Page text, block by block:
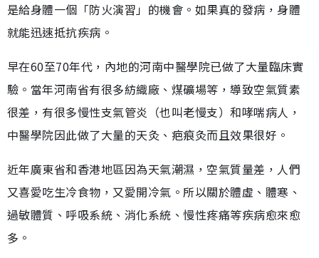
是給身體一個「防火演習」的機會。如果真的發病，身體
就能迅速抵抗疾病。
早在60至70年代，內地的河南中醫學院已做了大量臨床實
驗。當年河南省有很多紡織廠、煤礦場等，導致空氣質素
很差，有很多慢性支氣管炎（也叫老慢支）和哮喘病人，
中醫學院因此做了大量的天灸、疤痕灸而且效果很好。
近年廣東省和香港地區因為天氣潮濕，空氣質量差，人們
又喜愛吃生冷食物，又愛開冷氣。所以關於體虛、體寒、
過敏體質、呼吸系統、消化系統、慢性疼痛等疾病愈來愈
多。